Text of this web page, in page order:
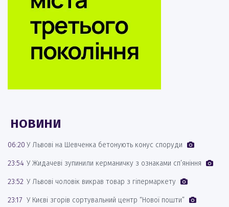
НОВИНИ
06:20 У Львові на Шевченка бетонують конус споруди
23:54 У Жидачеві зупинили керманичку з ознаками сп’яніння
23:52 У Львові чоловік викрав товар з гіпермаркету
23:17 У Києві згорів сортувальний центр “Нової пошти”